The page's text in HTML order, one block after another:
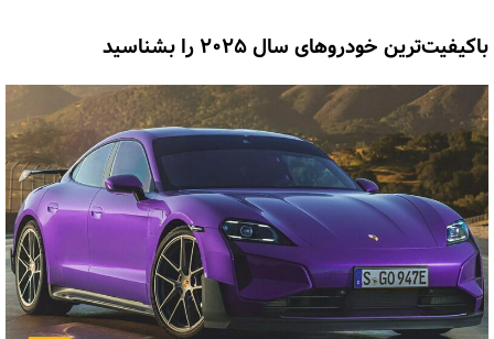
باکیفیت‌ترین خودروهای سال ۲۰۲۵ را بشناسید